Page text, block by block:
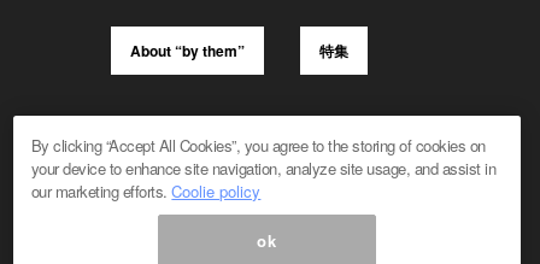
About “by them” 特集
編集部へのお問い合わせ
プレスリリース受付
メディア利用規約
By clicking “Accept All Cookies”, you agree to the storing of cookies on
your device to enhance site navigation, analyze site usage, and assist in
our marketing efforts.Coolie policy
ok